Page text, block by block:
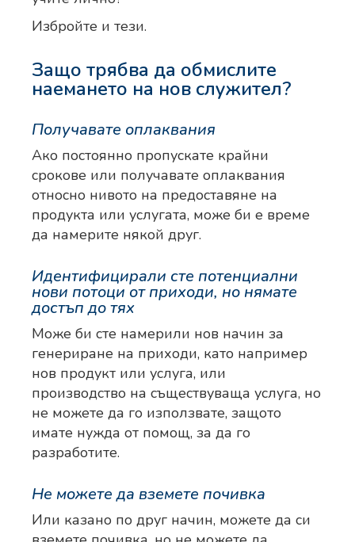
Избройте и тези.
Защо трябва да обмислите
наемането на нов служител?
Получавате оплаквания
Ако постоянно пропускате крайни
срокове или получавате оплаквания
относно нивото на предоставяне на
продукта или услугата, може би е време
да намерите някой друг.
Идентифицирали сте потенциални
нови потоци от приходи, но нямате
достъп до тях
Може би сте намерили нов начин за
генериране на приходи, като например
нов продукт или услуга, или
производство на съществуваща услуга, но
не можете да го използвате, защото
имате нужда от помощ, за да го
разработите.
Не можете да вземете почивка
Или казано по друг начин, можете да си